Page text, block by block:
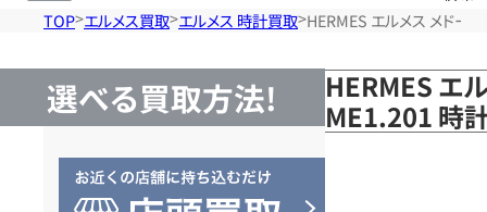
TOP エルメス買取 エルメス 時計買取 HERMES エルメス メドー
選べる買取方法!
HERMES エ
ME1.201 時